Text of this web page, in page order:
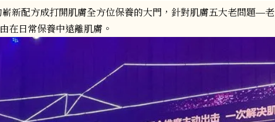
嶄新配方成打開肌膚全方位保養的大門，針對肌膚五大老問題—老
在日常保養中遠離肌膚。